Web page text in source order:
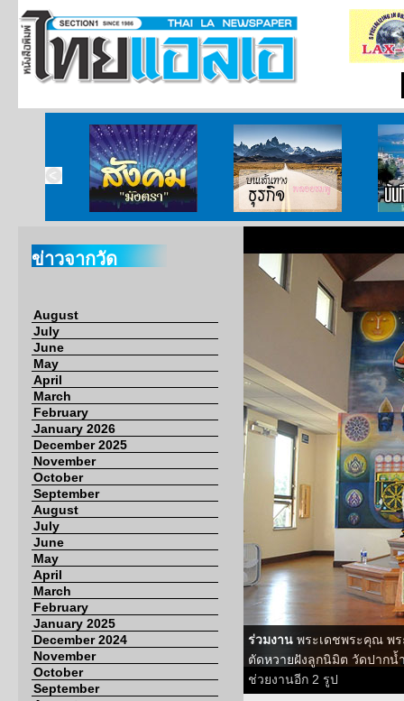
สังคมมังตรา บนเส้นทางธุรกิจ บั
ข่าวจากวัด
August
July
June
May
April
March
February
January 2026
December 2025
November
October
September
August
July
June
May
April
March
February
January 2025
December 2024
November
October
September
ร่วมงาน พระเดชพระคุณ พร
ตัดหวายฝังลูกนิมิต วัดปากน้
ช่วยงานอีก 2 รูป